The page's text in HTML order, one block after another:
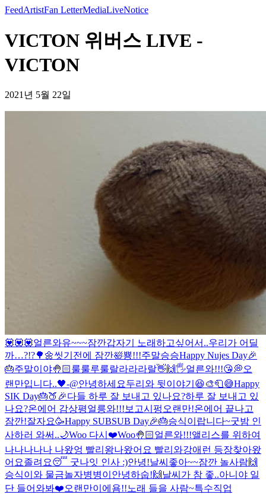
FeedArtistFan LetterMediaLiveNotice
VICTON 위버스 LIVE -
VICTON
2021년 5월 22일
💟💟💟얼른와유~~~잠깐갑자기 노래하고싶어서..우리가 어딜
까…?!?🌳🌼씻기전에 잠깐🛀뿅!!!주말승승Happy Nujes Day🎉
🎂주말이야🤚🏻룰룰루룰랄라라라랄👋🙌🖐얼른와!!!😘💭오
랜만입니다..🖤-@안녕하세요두리와 뒷이야기😆🎨🧻😅Happy
SIK Day🎂🍑🎉다들 하루 잘 보내고 있나요?하루 잘 보내고 있
나요?온에어 감상평얼릉와!!!보고시펑 오랜만!온에어 끝나고
잠깐!잘자요🥳Happy SUBSUB Day🎉🎂승식이랍니다~굿밤 인
사하러 와써..🌙Woo 다시❤️Woo🤚🏻얼른와!!!앨리스를 위하여
나나나나나 나왔엉 빨리왕나왔어요 빨리와강애런 등장찾아왔
어요졸려요😴 굿나잇 인사 :)안녕!날씨좋아~~잠깐 놀사람🙌
승식이와 물금놀자병병이 안녕하숩!🙌 날씨가 참 좋..아니야 일
단 들어와봐❤️오랜만이에욤!!노래 들을 사람~특수직업